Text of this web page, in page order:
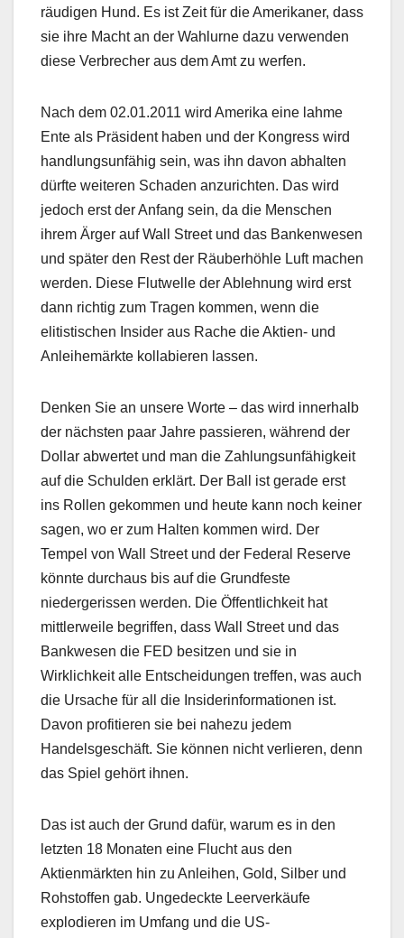
räudigen Hund. Es ist Zeit für die Amerikaner, dass
sie ihre Macht an der Wahlurne dazu verwenden
diese Verbrecher aus dem Amt zu werfen.
Nach dem 02.01.2011 wird Amerika eine lahme
Ente als Präsident haben und der Kongress wird
handlungsunfähig sein, was ihn davon abhalten
dürfte weiteren Schaden anzurichten. Das wird
jedoch erst der Anfang sein, da die Menschen
ihrem Ärger auf Wall Street und das Bankenwesen
und später den Rest der Räuberhöhle Luft machen
werden. Diese Flutwelle der Ablehnung wird erst
dann richtig zum Tragen kommen, wenn die
elitistischen Insider aus Rache die Aktien- und
Anleihemärkte kollabieren lassen.
Denken Sie an unsere Worte – das wird innerhalb
der nächsten paar Jahre passieren, während der
Dollar abwertet und man die Zahlungsunfähigkeit
auf die Schulden erklärt. Der Ball ist gerade erst
ins Rollen gekommen und heute kann noch keiner
sagen, wo er zum Halten kommen wird. Der
Tempel von Wall Street und der Federal Reserve
könnte durchaus bis auf die Grundfeste
niedergerissen werden. Die Öffentlichkeit hat
mittlerweile begriffen, dass Wall Street und das
Bankwesen die FED besitzen und sie in
Wirklichkeit alle Entscheidungen treffen, was auch
die Ursache für all die Insiderinformationen ist.
Davon profitieren sie bei nahezu jedem
Handelsgeschäft. Sie können nicht verlieren, denn
das Spiel gehört ihnen.
Das ist auch der Grund dafür, warum es in den
letzten 18 Monaten eine Flucht aus den
Aktienmärkten hin zu Anleihen, Gold, Silber und
Rohstoffen gab. Ungedeckte Leerverkäufe
explodieren im Umfang und die US-